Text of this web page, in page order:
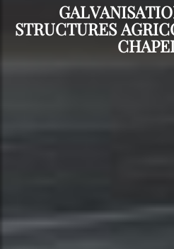
STRUCTURES